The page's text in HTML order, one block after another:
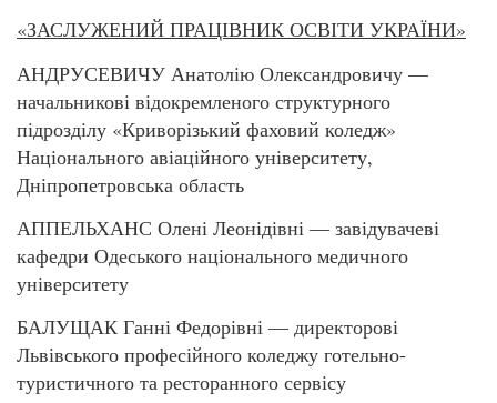
«ЗАСЛУЖЕНИЙ ПРАЦІВНИК ОСВІТИ УКРАЇНИ»
АНДРУСЕВИЧУ Анатолію Олександровичу —
начальникові відокремленого структурного
підрозділу «Криворізький фаховий коледж»
Національного авіаційного університету,
Дніпропетровська область
АППЕЛЬХАНС Олені Леонідівні — завідувачеві
кафедри Одеського національного медичного
університету
БАЛУЩАК Ганні Федорівні — директорові
Львівського професійного коледжу готельно-
туристичного та ресторанного сервісу